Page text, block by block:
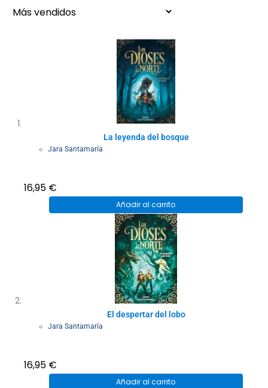
La leyenda del bosque
Jara Santamaría
16,95 €
Añadir al carrito
El despertar del lobo
Jara Santamaría
16,95 €
Añadir al carrito